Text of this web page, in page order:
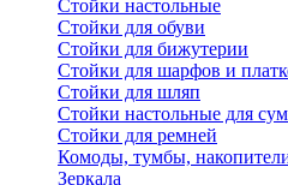
Стойки настольные
Стойки для обуви
Стойки для бижутерии
Стойки для шарфов и
Стойки для шляп
Стойки настольные для
Стойки для ремней
Комоды, тумбы,
Зеркала